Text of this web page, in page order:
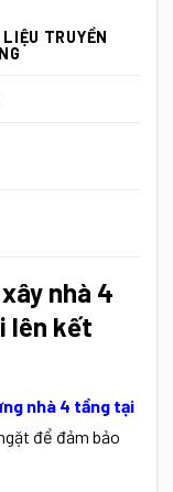
TRUYỀN
nhà 4
lên kết
nhà 4 tầng tại
để đảm bảo